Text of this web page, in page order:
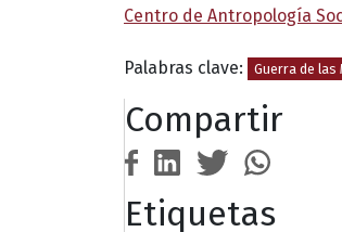
Centro de Antropología
Palabras clave: Guerra de las
Compartir
Etiquetas